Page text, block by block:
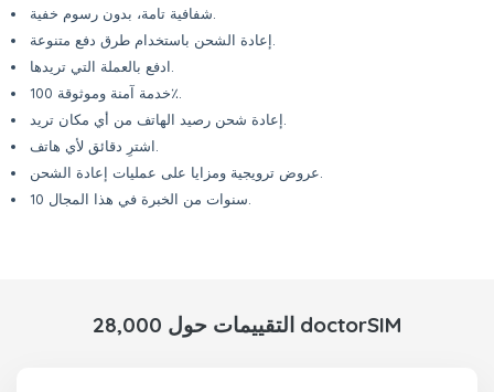
خدمة آمنة وموثوقة 100٪.
28,000 التقييمات حول doctorSIM